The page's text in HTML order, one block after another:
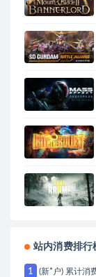
站内消费排行
1 (新*户) 累计消